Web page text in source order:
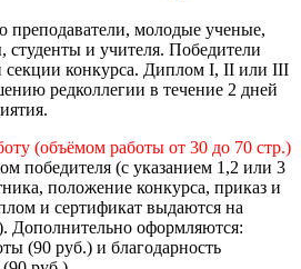
преподаватели, молодые ученые,
студенты и учителя. Победители
секции конкурса. Диплом I, II или III
редколлегии в течение 2 дней
(объёмом работы от 30 до 70 стр.)
победителя (с указанием 1,2 или 3
положение конкурса, приказ и
и сертификат выдаются на
Дополнительно оформляются:
(90 руб.) и благодарность